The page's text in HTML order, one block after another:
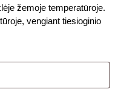
žemoje temperatūroje.
vengiant tiesioginio